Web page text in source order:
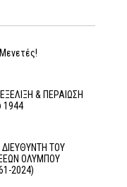
& ΠΕΡΑΙΩΣΗ
1944
ΤΟΥ
ΟΛΥΜΠΟΥ
2024)